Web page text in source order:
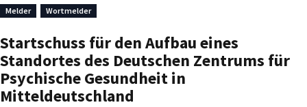
Melder Wortmelder
Startschuss für den Aufbau eines
Standortes des Deutschen Zentrums für
Psychische Gesundheit in
Mitteldeutschland